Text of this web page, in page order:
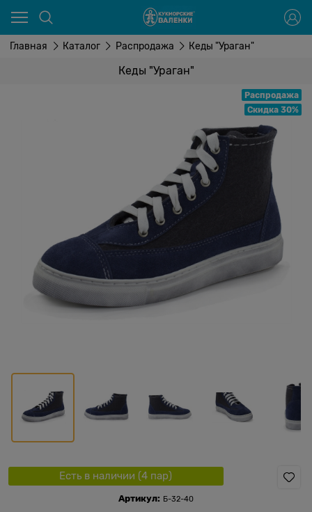
Главная Каталог Распродажа Кеды "Ураган"
Кеды "Ураган"
Распродажа
Скидка 30%
Есть в наличии (4 пар)
Артикул: Б-32-40